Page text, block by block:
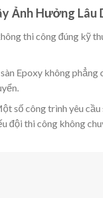
Ảnh Hưởng Lâu
thi công đúng kỹ
Epoxy không
số công trình yêu cầu
đội thi công không